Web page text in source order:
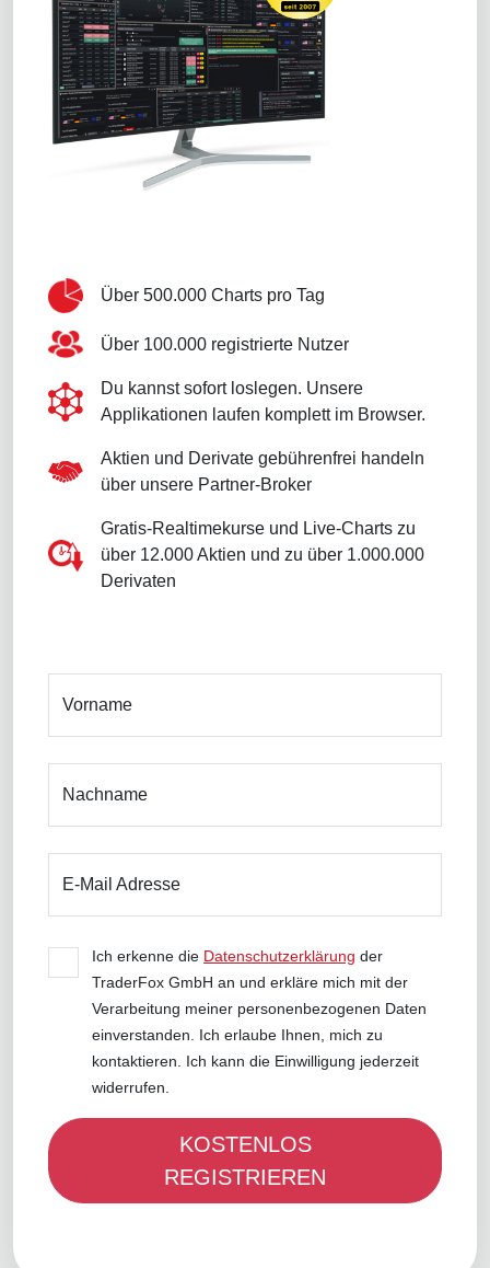
Über 500.000 Charts pro Tag
Über 100.000 registrierte Nutzer
Du kannst sofort loslegen. Unsere
Applikationen laufen komplett im Browser.
Aktien und Derivate gebührenfrei handeln
über unsere Partner-Broker
Gratis-Realtimekurse und Live-Charts zu
über 12.000 Aktien und zu über 1.000.000
Derivaten
Vorname
Nachname
E-Mail Adresse
Ich erkenne die Datenschutzerklärung der
TraderFox GmbH an und erkläre mich mit der
Verarbeitung meiner personenbezogenen Daten
einverstanden. Ich erlaube Ihnen, mich zu
kontaktieren. Ich kann die Einwilligung jederzeit
widerrufen.